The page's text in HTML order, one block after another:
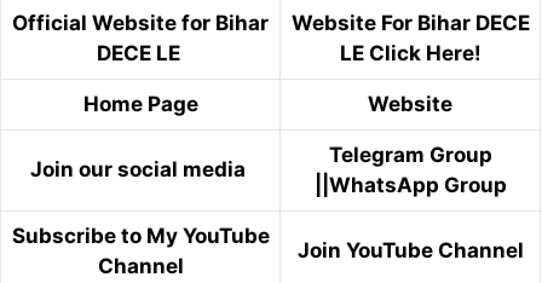
Official Website for Bihar
DECE LE
Website For Bihar DECE
LE Click Here!
Home Page Website
Join our social media
Telegram Group
WhatsApp Group
Subscribe to My YouTube
Channel
Join YouTube Channel